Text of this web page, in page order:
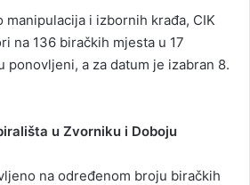
manipulacija i izbornih krađa, CIK
na 136 biračkih mjesta u 17
ponovljeni, a za datum je izabran 8.
u Zvorniku i Doboju
na određenom broju biračkih